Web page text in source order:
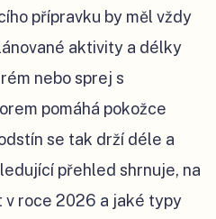
přípravku by měl vždy
aktivity a délky
nebo sprej s
pomáhá pokožce
se tak drží déle a
přehled shrnuje, na
v roce 2026 a jaké typy